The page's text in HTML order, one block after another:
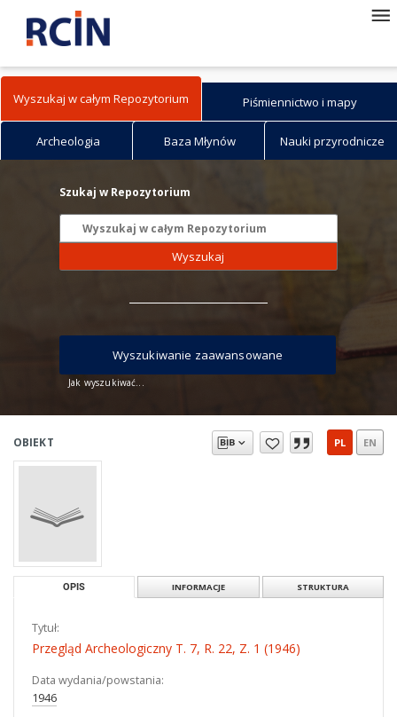
Wyszukaj w całym Repozytorium Piśmiennictwo i mapy
Archeologia Baza Młynów Nauki przyrodnicze
Szukaj w Repozytorium
Wyszukaj
Jak wyszukiwać...
Wyszukiwanie zaawansowane
OBIEKT PL EN
OPIS INFORMACJE STRUKTURA
Tytuł:
Przegląd Archeologiczny T. 7, R. 22, Z. 1 (1946)
Data wydania/powstania:
1946